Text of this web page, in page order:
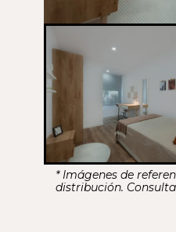
* Imágenes de
distribución.